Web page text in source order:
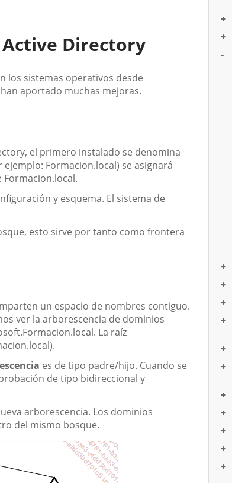
Directory
los sistemas operativos desde
aportado muchas mejoras.
el primero instalado se denomina
Formacion.local) se asignará
y esquema. El sistema de
esto sirve por tanto como frontera
un espacio de nombres contiguo.
ver la arborescencia de dominios
La raíz
es de tipo padre/hijo. Cuando se
de tipo bidireccional y
arborescencia. Los dominios
del mismo bosque.